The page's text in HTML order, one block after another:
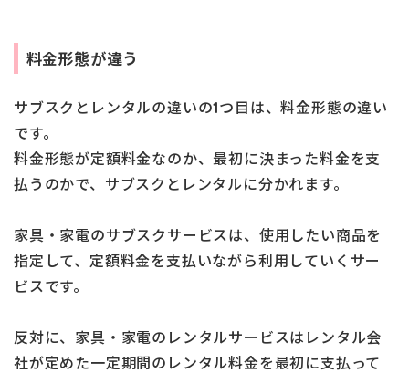
料金形態が違う
サブスクとレンタルの違いの1つ目は、料金形態の違い
です。
料金形態が定額料金なのか、最初に決まった料金を支
払うのかで、サブスクとレンタルに分かれます。
家具・家電のサブスクサービスは、使用したい商品を
指定して、定額料金を支払いながら利用していくサー
ビスです。
反対に、家具・家電のレンタルサービスはレンタル会
社が定めた一定期間のレンタル料金を最初に支払って